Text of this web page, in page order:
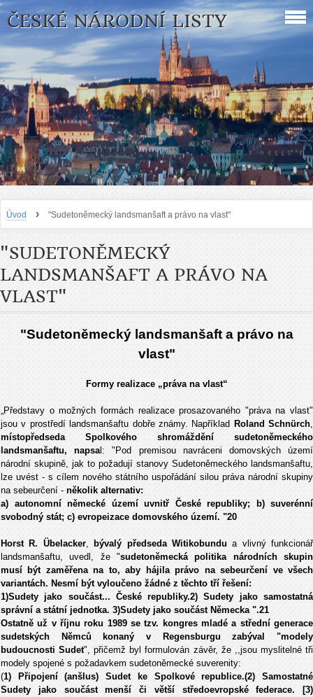
ČESKÉ NÁRODNÍ LISTY
Úvod › "Sudetoněmecký landsmanšaft a právo na vlast"
"SUDETONĚMECKÝ
LANDSMANŠAFT A PRÁVO NA
VLAST"
"Sudetoněmecký landsmanšaft a právo na
vlast"
Formy realizace „práva na vlast“
„Představy o možných formách realizace prosazovaného "práva na vlast"
jsou v prostředí landsmanšaftu dobře známy. Například Roland Schnürch,
místopředseda Spolkového shromáždění sudetoněmeckého
landsmanšaftu, napsal: "Pod premisou navráceni domovských území
národní skupině, jak to požadují stanovy Sudetoněmeckého landsmanšaftu,
lze uvést - s cílem nového státního uspořádání silou práva národní skupiny
na sebeurčení - několik alternativ:
a) autonomní německé území uvnitř České republiky; b) suverénní
svobodný stát; c) evropeizace domovského území. "20
Horst R. Übelacker, bývalý předseda Witikobundu a vlivný funkcionář
landsmanšaftu, uvedl, že "sudetoněmecká politika národních skupin
musí být zaměřena na to, aby hájila právo na sebeurčení ve všech
variantách. Nesmí být vyloučeno žádné z těchto tří řešení:
1)Sudety jako součást... České republiky.2) Sudety jako samostatná
správní a státní jednotka. 3)Sudety jako součást Německa ".21
Ostatně už v říjnu roku 1989 se tzv. kongres mladé a střední generace
sudetských Němců konaný v Regensburgu zabýval "modely
budoucnosti Sudet", přičemž byl formulován závěr, že ,,jsou myslitelné tři
modely spojené s požadavkem sudetoněmecké suverenity:
(1) Připojení (anšlus) Sudet ke Spolkové republice.(2) Samostatné
Sudety jako součást menší či větší středoevropské federace. [3)